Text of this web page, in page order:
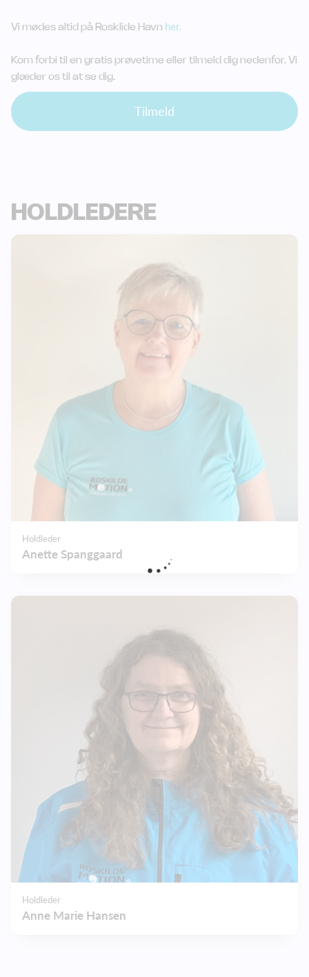
Vi mødes altid på Rosklide Havn her.
Kom forbi til en gratis prøvetime eller tilmeld dig nedenfor. Vi
glæder os til at se dig.
Tilmeld
HOLDLEDERE
Holdleder
Anette Spanggaard
Holdleder
Anne Marie Hansen